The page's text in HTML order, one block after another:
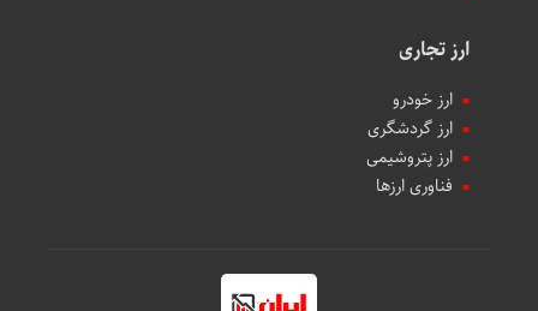
ارز تجاری
ارز خودرو
ارز گردشگری
ارز پتروشیمی
فناوری ارزها